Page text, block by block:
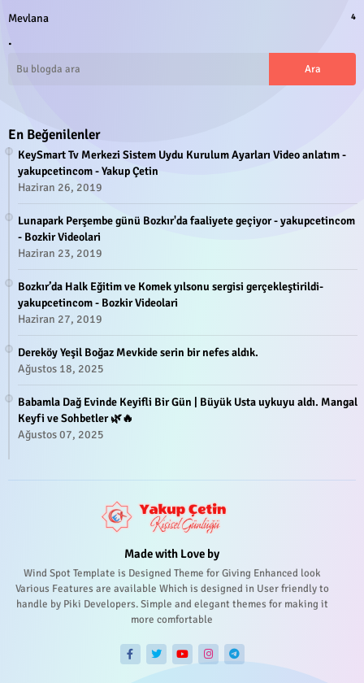
Mevlana 4
.
En Beğenilenler
KeySmart Tv Merkezi Sistem Uydu Kurulum Ayarları Video anlatım -
yakupcetincom - Yakup Çetin
Haziran 26, 2019
Lunapark Perşembe günü Bozkır'da faaliyete geçiyor - yakupcetincom
- Bozkir Videolari
Haziran 23, 2019
Bozkır’da Halk Eğitim ve Komek yılsonu sergisi gerçekleştirildi-
yakupcetincom - Bozkir Videolari
Haziran 27, 2019
Dereköy Yeşil Boğaz Mevkide serin bir nefes aldık.
Ağustos 18, 2025
Babamla Dağ Evinde Keyifli Bir Gün | Büyük Usta uykuyu aldı. Mangal
Keyfi ve Sohbetler 🌿🔥
Ağustos 07, 2025
Made with Love by
Wind Spot Template is Designed Theme for Giving Enhanced look
Various Features are available Which is designed in User friendly to
handle by Piki Developers. Simple and elegant themes for making it
more comfortable